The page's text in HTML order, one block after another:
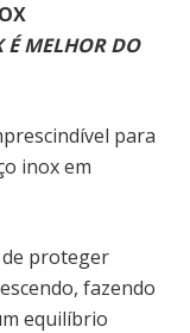
É MELHOR DO
para
inox em
proteger
fazendo
equilíbrio